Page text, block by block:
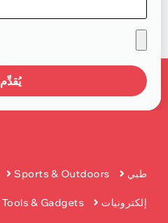
يُقدِّم
طبي Sports & Outdoors
إلكترونيات Tools & Gadgets